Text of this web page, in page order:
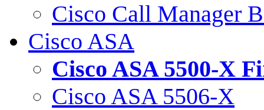
Cisco Call Manager
Cisco ASA
Cisco ASA 5500-X
Cisco ASA 5506-X